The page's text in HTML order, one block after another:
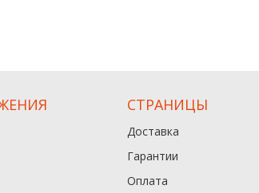
СТРАНИЦЫ
Доставка
Гарантии
Оплата